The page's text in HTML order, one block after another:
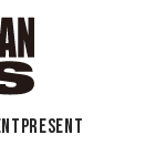
PRESENT